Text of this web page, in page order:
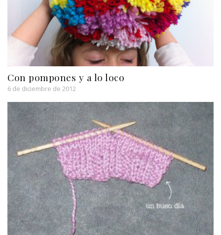
Con pompones y a lo loco
6 de diciembre de 2012